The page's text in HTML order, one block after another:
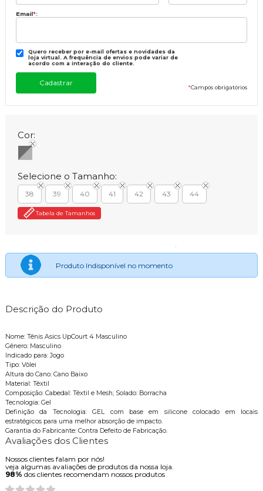
Email*:
Quero receber por e-mail ofertas e novidades da
loja virtual. A frequência de envios pode variar de
acordo com a interação do cliente.
*Campos obrigatórios
Cor:
Selecione o Tamanho:
38 39 40 41 42 43 44
Tabela de Tamanhos
Produto Indisponível no momento
Descrição do Produto
Nome: Tênis Asics UpCourt 4 Masculino
Gênero: Masculino
Indicado para: Jogo
Tipo: Vôlei
Altura do Cano: Cano Baixo
Material: Têxtil
Composição: Cabedal: Têxtil e Mesh; Solado: Borracha
Tecnologia: Gel
Definição da Tecnologia: GEL com base em silicone colocado em locais
estratégicos para uma melhor absorção de impacto.
Garantia do Fabricante: Contra Defeito de Fabricação.
Avaliações dos Clientes
Nossos clientes falam por nós!
veja algumas avaliações de produtos da nossa loja.
98% dos clientes recomendam nossos produtos